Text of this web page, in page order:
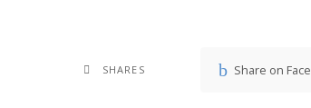
SHARES Share on